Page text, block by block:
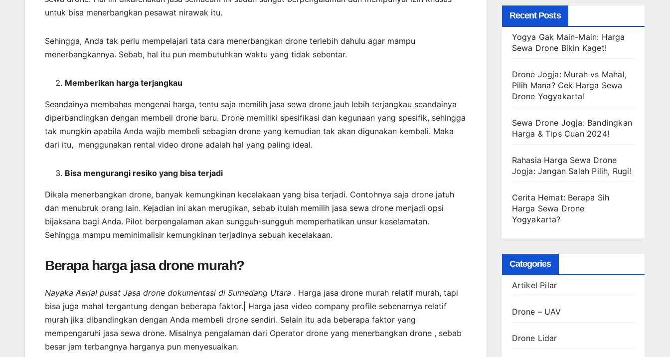
untuk bisa menerbangkan pesawat nirawak itu.
Sehingga, Anda tak perlu mempelajari tata cara menerbangkan drone terlebih dahulu agar mampu
menerbangkannya. Sebab, hal itu pun membutuhkan waktu yang tidak sebentar.
Memberikan harga terjangkau
Seandainya membahas mengenai harga, tentu saja memilih jasa sewa drone jauh lebih terjangkau seandainya
diperbandingkan dengan membeli drone baru. Drone memiliki spesifikasi dan kegunaan yang spesifik, sehingga
tak mungkin apabila Anda wajib membeli sebagian drone yang kemudian tak akan digunakan kembali. Maka
dari itu, menggunakan rental video drone adalah hal yang paling ideal.
Bisa mengurangi resiko yang bisa terjadi
Dikala menerbangkan drone, banyak kemungkinan kecelakaan yang bisa terjadi. Contohnya saja drone jatuh
dan menubruk orang lain. Kejadian ini akan merugikan, sebab itulah memilih jasa sewa drone menjadi opsi
bijaksana bagi Anda. Pilot berpengalaman akan sungguh-sungguh memperhatikan unsur keselamatan.
Sehingga mampu meminimalisir kemungkinan terjadinya sebuah kecelakaan.
Berapa harga jasa drone murah?
Nayaka Aerial pusat Jasa drone dokumentasi di Sumedang Utara . Harga jasa drone murah relatif murah, tapi
bisa juga mahal tergantung dengan beberapa faktor.| Harga jasa video company profile sebenarnya relatif
murah jika dibandingkan dengan Anda membeli drone sendiri. Selain itu ada beberapa faktor yang
mempengaruhi jasa sewa drone. Misalnya pengalaman dari Operator drone yang menerbangkan drone , sebab
besar jam terbangnya harganya pun menyesuaikan.
Recent Posts
Yogya Gak Main-Main: Harga
Sewa Drone Bikin Kaget!
Drone Jogja: Murah vs Mahal,
Pilih Mana? Cek Harga Sewa
Drone Yogyakarta!
Sewa Drone Jogja: Bandingkan
Harga & Tips Cuan 2024!
Rahasia Harga Sewa Drone
Jogja: Jangan Salah Pilih, Rugi!
Cerita Hemat: Berapa Sih
Harga Sewa Drone
Yogyakarta?
Categories
Artikel Pilar
Drone – UAV
Drone Lidar